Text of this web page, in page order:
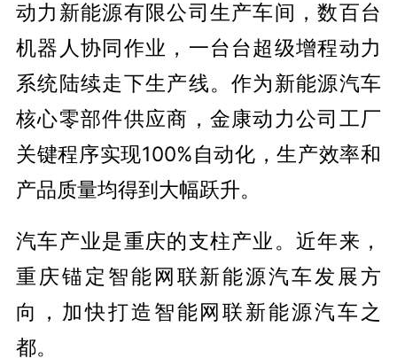
动力新能源有限公司生产车间，数百台
机器人协同作业，一台台超级增程动力
系统陆续走下生产线。作为新能源汽车
核心零部件供应商，金康动力公司工厂
关键程序实现100%自动化，生产效率和
产品质量均得到大幅跃升。
汽车产业是重庆的支柱产业。近年来，
重庆锚定智能网联新能源汽车发展方
向，加快打造智能网联新能源汽车之
都。